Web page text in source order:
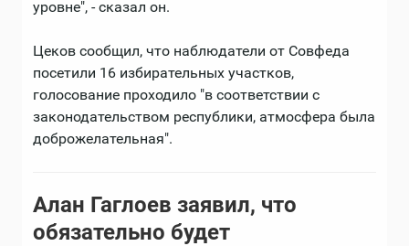
уровне", - сказал он.
Цеков сообщил, что наблюдатели от Совфеда
посетили 16 избирательных участков,
голосование проходило "в соответствии с
законодательством республики, атмосфера была
доброжелательная".
Алан Гаглоев заявил, что
обязательно будет